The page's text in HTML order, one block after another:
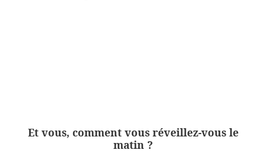
Et vous, comment vous réveillez-vous le
matin ?